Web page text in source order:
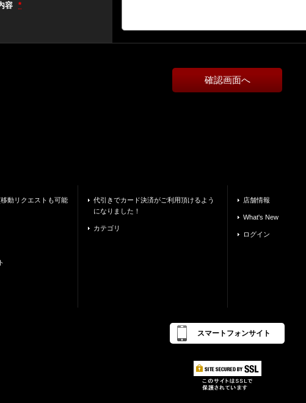
容 *
動リクエストも可能
代引きでカード決済がご利用頂けるよう
になりました！
カテゴリ
店舗情報
What's New
ログイン
スマートフォンサイト